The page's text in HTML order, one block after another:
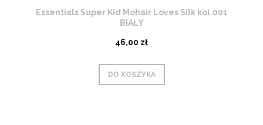
Essentials Super Kid Mohair Loves Silk kol.001
BIAŁY
46,00 zł
DO KOSZYKA